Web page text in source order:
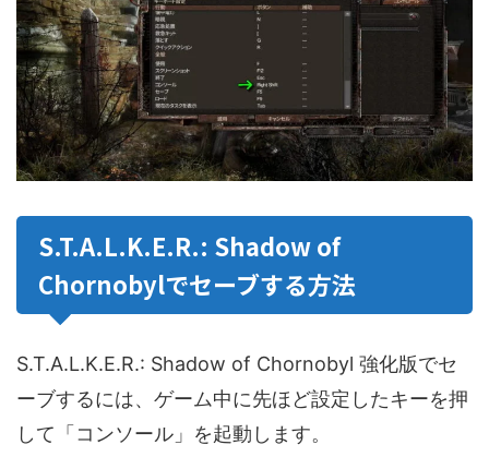
S.T.A.L.K.E.R.: Shadow of
Chornobylでセーブする方法
S.T.A.L.K.E.R.: Shadow of Chornobyl 強化版でセ
ーブするには、ゲーム中に先ほど設定したキーを押
して「コンソール」を起動します。